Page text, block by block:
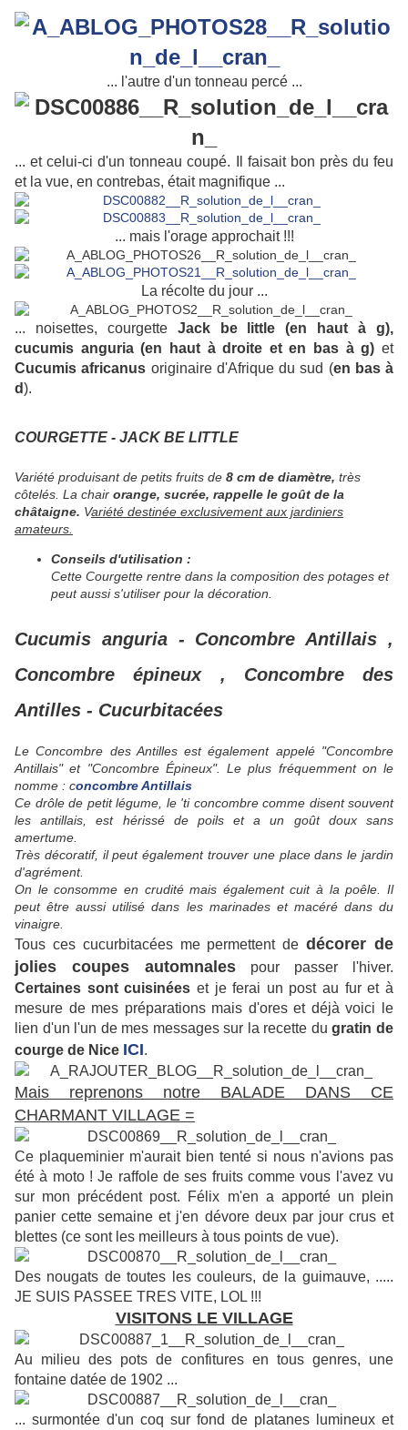
... l'autre d'un tonneau percé ...
... et celui-ci d'un tonneau coupé. Il faisait bon près du feu
et la vue, en contrebas, était magnifique ...
... mais l'orage approchait !!!
La récolte du jour ...
... noisettes, courgette Jack be little (en haut à g),
cucumis anguria (en haut à droite et en bas à g) et
Cucumis africanus originaire d'Afrique du sud (en bas à
d).
COURGETTE - JACK BE LITTLE
Variété produisant de petits fruits de 8 cm de diamètre, très
côtelés. La chair orange, sucrée, rappelle le goût de la
châtaigne. Variété destinée exclusivement aux jardiniers
amateurs.
Conseils d'utilisation :
Cette Courgette rentre dans la composition des potages et
peut aussi s'utiliser pour la décoration.
Cucumis anguria - Concombre Antillais ,
Concombre épineux , Concombre des
Antilles - Cucurbitacées
Le Concombre des Antilles est également appelé "Concombre
Antillais" et "Concombre Épineux". Le plus fréquemment on le
nomme : concombre Antillais
Ce drôle de petit légume, le 'ti concombre comme disent souvent
les antillais, est hérissé de poils et a un goût doux sans
amertume.
Très décoratif, il peut également trouver une place dans le jardin
d'agrément.
On le consomme en crudité mais également cuit à la poêle. Il
peut être aussi utilisé dans les marinades et macéré dans du
vinaigre.
Tous ces cucurbitacées me permettent dedécorer de
jolies coupes automnales pour passer l'hiver.
Certaines sont cuisinées et je ferai un post au fur et à
mesure de mes préparations mais d'ores et déjà voici le
lien d'un l'un de mes messages sur la recette dugratin de
courge de Nice ICI.
Mais reprenons notre BALADE DANS CE
CHARMANT VILLAGE =
Ce plaqueminier m'aurait bien tenté si nous n'avions pas
été à moto ! Je raffole de ses fruits comme vous l'avez vu
sur mon précédent post. Félix m'en a apporté un plein
panier cette semaine et j'en dévore deux par jour crus et
blettes (ce sont les meilleurs à tous points de vue).
Des nougats de toutes les couleurs, de la guimauve, .....
JE SUIS PASSEE TRES VITE, LOL !!!
VISITONS LE VILLAGE
Au milieu des pots de confitures en tous genres, une
fontaine datée de 1902 ...
... surmontée d'un coq sur fond de platanes lumineux et